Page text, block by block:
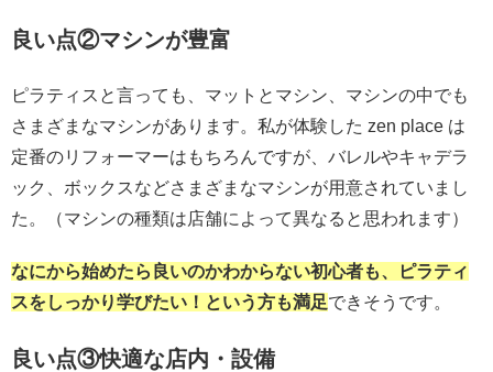
良い点②マシンが豊富
ピラティスと言っても、マットとマシン、マシンの中でも
さまざまなマシンがあります。私が体験した zen place は
定番のリフォーマーはもちろんですが、バレルやキャデラ
ック、ボックスなどさまざまなマシンが用意されていまし
た。（マシンの種類は店舗によって異なると思われます）
なにから始めたら良いのかわからない初心者も、ピラティ
スをしっかり学びたい！という方も満足できそうです。
良い点③快適な店内・設備